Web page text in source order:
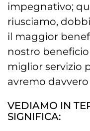
impegnativo;
riusciamo,
il maggior
nostro
miglior servizio
avremo
VEDIAMO IN
SIGNIFICA: